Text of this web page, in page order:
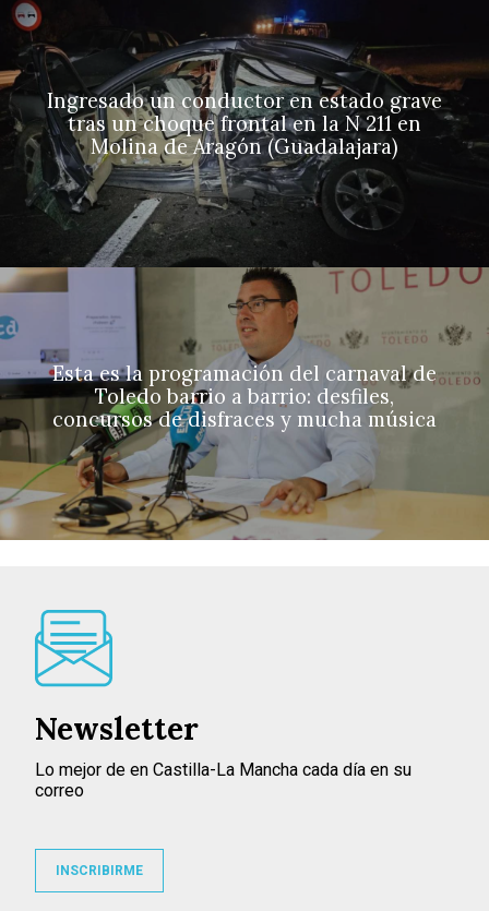
Ingresado un conductor en estado grave
tras un choque frontal en la N 211 en
Molina de Aragón (Guadalajara)
Esta es la programación del carnaval de
Toledo barrio a barrio: desfiles,
concursos de disfraces y mucha música
Newsletter
Lo mejor de en Castilla-La Mancha cada día en su
correo
INSCRIBIRME